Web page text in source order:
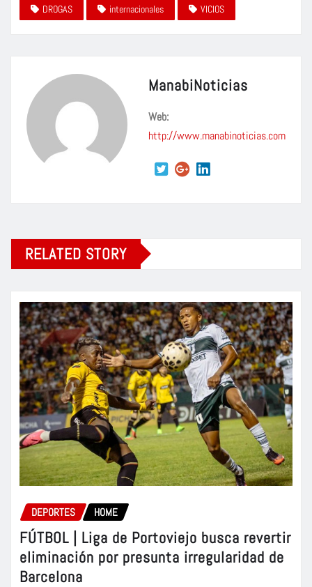
DROGAS internacionales VICIOS
ManabiNoticias
Web:
http://www.manabinoticias.com
RELATED STORY
DEPORTES HOME
FÚTBOL | Liga de Portoviejo busca revertir
eliminación por presunta irregularidad de
Barcelona